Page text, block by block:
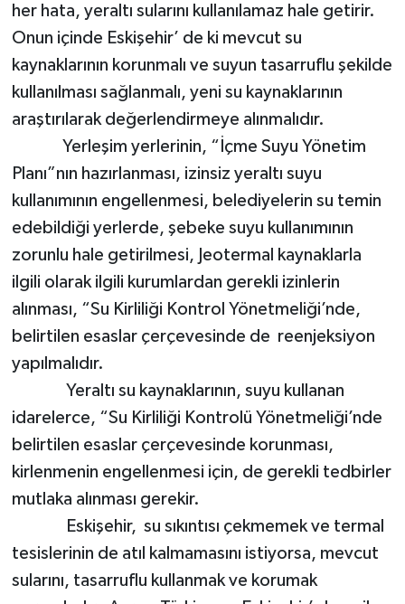
her hata, yeraltı sularını kullanılamaz hale getirir.
Onun içinde Eskişehir’ de ki mevcut su
kaynaklarının korunmalı ve suyun tasarruflu şekilde
kullanılması sağlanmalı, yeni su kaynaklarının
araştırılarak değerlendirmeye alınmalıdır.
Yerleşim yerlerinin, “İçme Suyu Yönetim
Planı”nın hazırlanması, izinsiz yeraltı suyu
kullanımının engellenmesi, belediyelerin su temin
edebildiği yerlerde, şebeke suyu kullanımının
zorunlu hale getirilmesi, Jeotermal kaynaklarla
ilgili olarak ilgili kurumlardan gerekli izinlerin
alınması, “Su Kirliliği Kontrol Yönetmeliği’nde,
belirtilen esaslar çerçevesinde de reenjeksiyon
yapılmalıdır.
Yeraltı su kaynaklarının, suyu kullanan
idarelerce, “Su Kirliliği Kontrolü Yönetmeliği’nde
belirtilen esaslar çerçevesinde korunması,
kirlenmenin engellenmesi için, de gerekli tedbirler
mutlaka alınması gerekir.
Eskişehir, su sıkıntısı çekmemek ve termal
tesislerinin de atıl kalmamasını istiyorsa, mevcut
sularını, tasarruflu kullanmak ve korumak